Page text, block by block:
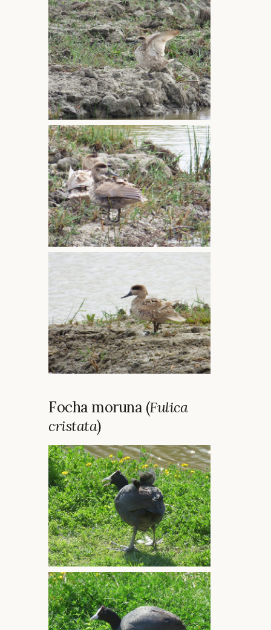
Focha moruna (Fulica
cristata)